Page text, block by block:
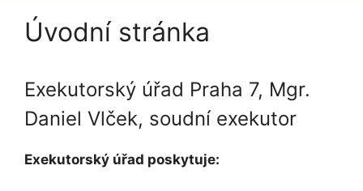
Úvodní stránka
Exekutorský úřad Praha 7, Mgr.
Daniel Vlček, soudní exekutor
Exekutorský úřad poskytuje: